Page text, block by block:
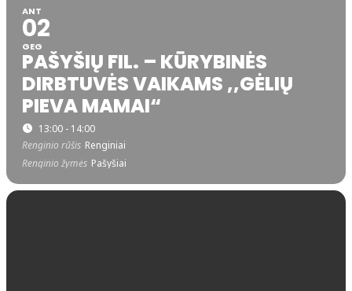
ANT
02
GEG
PAŠYŠIŲ FIL. – KŪRYBINĖS
DIRBTUVĖS VAIKAMS ,,GĖLIŲ
PIEVA MAMAI“
13:00 - 14:00
Renginio rūšis Renginiai
Renginio žymės Pašyšiai